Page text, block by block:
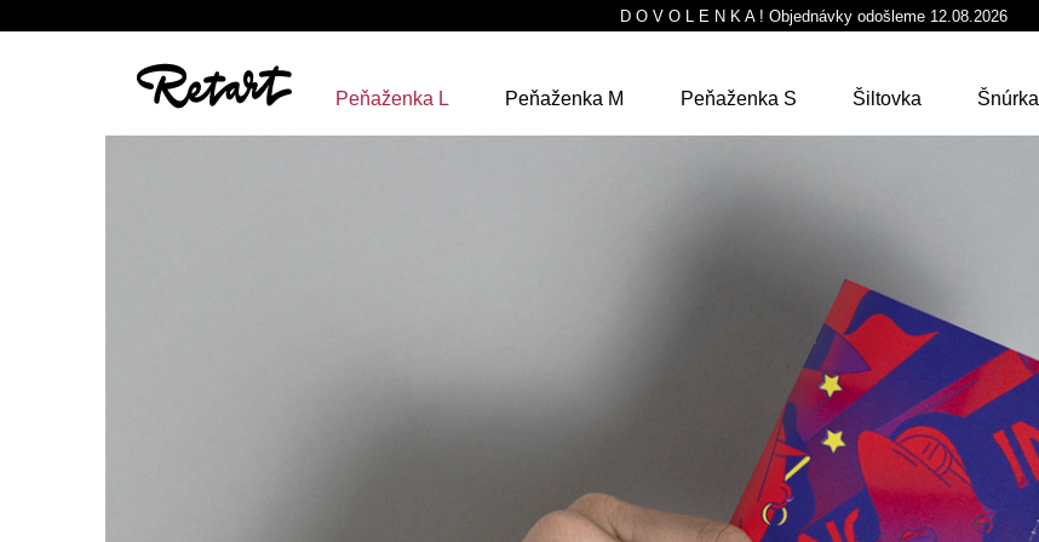
D O V O L E N K A ! Objednávky odošleme 12.08.2026
Peňaženka L
Peňaženka M Peňaženka S Šiltovka Šnúrka